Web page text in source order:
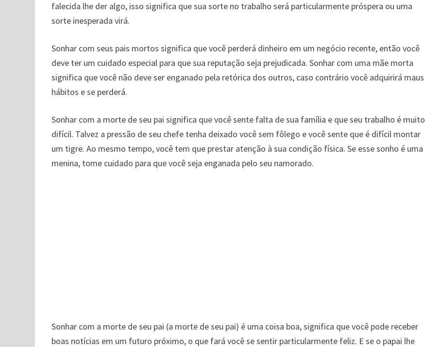
falecida lhe der algo, isso significa que sua sorte no trabalho será particularmente próspera ou uma
sorte inesperada virá.
Sonhar com seus pais mortos significa que você perderá dinheiro em um negócio recente, então você
deve ter um cuidado especial para que sua reputação seja prejudicada. Sonhar com uma mãe morta
significa que você não deve ser enganado pela retórica dos outros, caso contrário você adquirirá maus
hábitos e se perderá.
Sonhar com a morte de seu pai significa que você sente falta de sua família e que seu trabalho é muito
difícil. Talvez a pressão de seu chefe tenha deixado você sem fôlego e você sente que é difícil montar
um tigre. Ao mesmo tempo, você tem que prestar atenção à sua condição física. Se esse sonho é uma
menina, tome cuidado para que você seja enganada pelo seu namorado.
Sonhar com a morte de seu pai (a morte de seu pai) é uma coisa boa, significa que você pode receber
boas notícias em um futuro próximo, o que fará você se sentir particularmente feliz. E se o papai lhe